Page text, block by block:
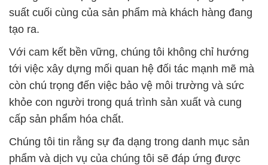
suất cuối cùng của sản phẩm mà khách hàng đang
tạo ra.
Với cam kết bền vững, chúng tôi không chỉ hướng
tới việc xây dựng mối quan hệ đối tác mạnh mẽ mà
còn chú trọng đến việc bảo vệ môi trường và sức
khỏe con người trong quá trình sản xuất và cung
cấp sản phẩm hóa chất.
Chúng tôi tin rằng sự đa dạng trong danh mục sản
phẩm và dịch vụ của chúng tôi sẽ đáp ứng được